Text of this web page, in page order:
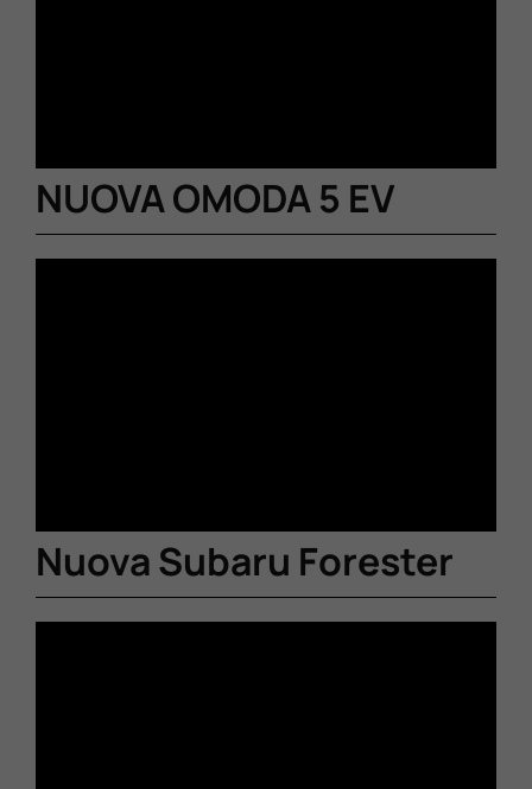
NUOVA OMODA 5 EV
Nuova Subaru Forester